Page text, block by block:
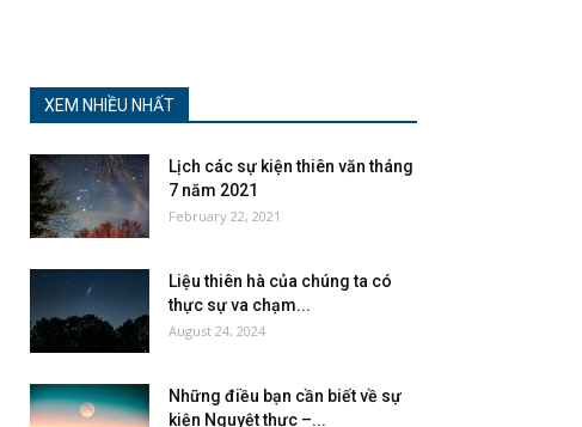
XEM NHIỀU NHẤT
Lịch các sự kiện thiên văn tháng
7 năm 2021
February 22, 2021
Liệu thiên hà của chúng ta có
thực sự va chạm...
August 24, 2024
Những điều bạn cần biết về sự
kiện Nguyệt thực –...